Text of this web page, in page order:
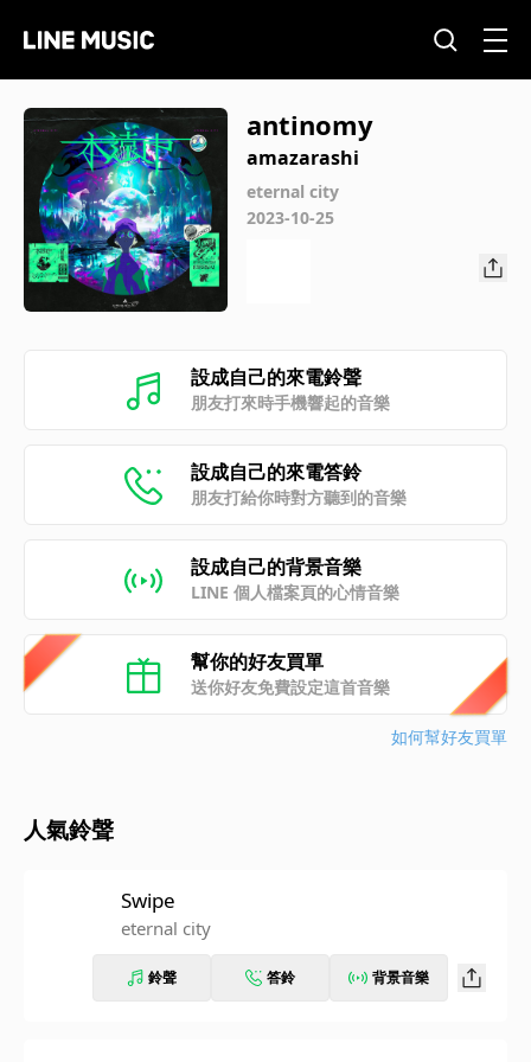
antinomy
amazarashi
eternal city
2023-10-25
設成自己的來電鈴聲
朋友打來時手機響起的音樂
設成自己的來電答鈴
朋友打給你時對方聽到的音樂
設成自己的背景音樂
LINE 個人檔案頁的心情音樂
幫你的好友買單
送你好友免費設定這首音樂
如何幫好友買單
人氣鈴聲
Swipe
eternal city
鈴聲 答鈴 背景音樂